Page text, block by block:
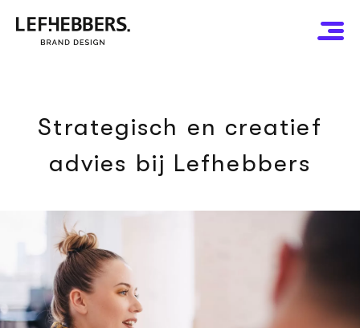
Strategisch en creatief
advies bij Lefhebbers